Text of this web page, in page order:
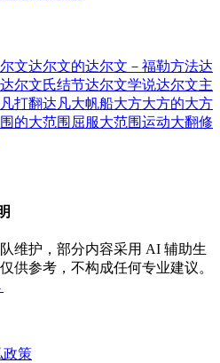
文达尔文的达尔文－福勒方法达
达尔文氏结节达尔文学说达尔文主
打翻达凡大帆船大方大方的大方
的大范围屈服大范围运动大翻修
维护，部分内容采用 AI 辅助生
供参考，不构成任何专业建议。
策